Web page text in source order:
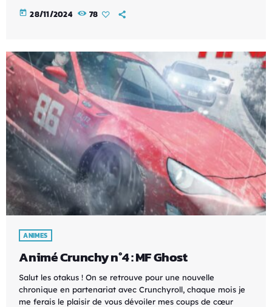
today 28/11/2024 78
ANIMES
Animé Crunchy n°4 : MF Ghost
Salut les otakus ! On se retrouve pour une nouvelle
chronique en partenariat avec Crunchyroll, chaque mois je
me ferais le plaisir de vous dévoiler mes coups de cœur